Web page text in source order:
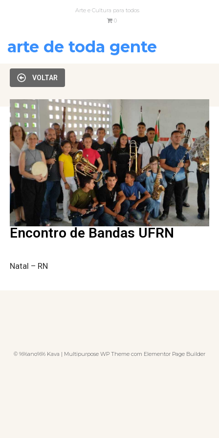
Arte e Cultura para todos
0
arte de toda gente
VOLTAR
Encontro de Bandas UFRN
Natal – RN
© %%ano%% Kava | Multipurpose WP Theme com Elementor Page Builder